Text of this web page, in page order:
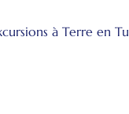
à Terre en